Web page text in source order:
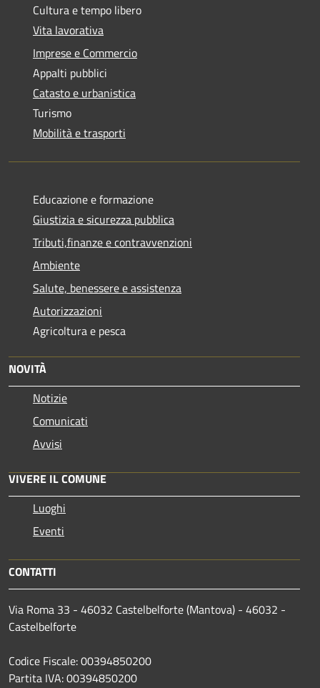
Cultura e tempo libero
Vita lavorativa
Imprese e Commercio
Appalti pubblici
Catasto e urbanistica
Turismo
Mobilità e trasporti
Educazione e formazione
Giustizia e sicurezza pubblica
Tributi,finanze e contravvenzioni
Ambiente
Salute, benessere e assistenza
Autorizzazioni
Agricoltura e pesca
NOVITÀ
Notizie
Comunicati
Avvisi
VIVERE IL COMUNE
Luoghi
Eventi
CONTATTI
Via Roma 33 - 46032 Castelbelforte (Mantova) - 46032 -
Castelbelforte
Codice Fiscale: 00394850200
Partita IVA: 00394850200